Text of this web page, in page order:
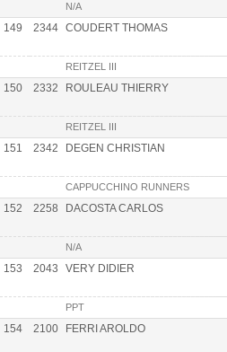
N/A
149 2344 COUDERT THOMAS
REITZEL III
150 2332 ROULEAU THIERRY
REITZEL III
151 2342 DEGEN CHRISTIAN
CAPPUCCHINO RUNNERS
152 2258 DACOSTA CARLOS
N/A
153 2043 VERY DIDIER
PPT
154 2100 FERRI AROLDO